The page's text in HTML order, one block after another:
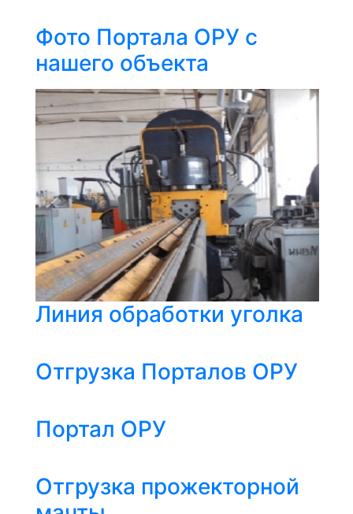
Фото Портала ОРУ с
нашего объекта
Линия обработки уголка
Отгрузка Порталов ОРУ
Портал ОРУ
Отгрузка прожекторной